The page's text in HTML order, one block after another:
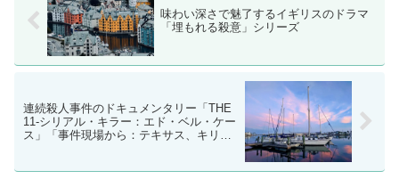
味わい深さで魅了するイギリスのドラマ
「埋もれる殺意」シリーズ
連続殺人事件のドキュメンタリー「THE
11-シリアル・キラー：エド・ベル・ケー
ス」「事件現場から：テキサス、キリン